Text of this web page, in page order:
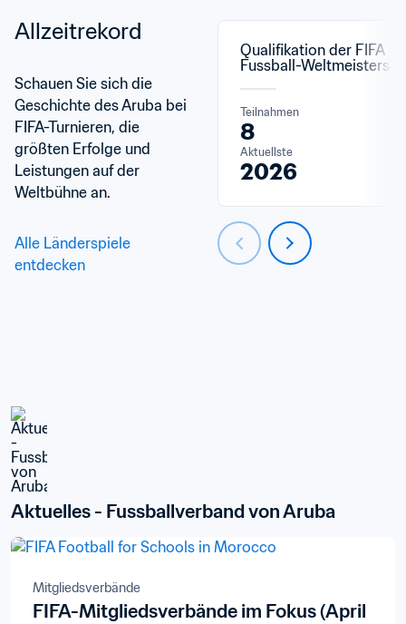
Allzeitrekord
Schauen Sie sich die
Geschichte des Aruba bei
FIFA-Turnieren, die
größten Erfolge und
Leistungen auf der
Weltbühne an.
Alle Länderspiele
entdecken
Qualifikation der FIFA
Fussball-
Teilnahmen
8
Aktuellste
2026
Aktuelles - Fussballverband von Aruba
Mitgliedsverbände
FIFA-Mitgliedsverbände im Fokus (April